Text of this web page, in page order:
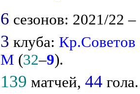
6 сезонов: 2021/22
3 клуба: Кр.Советов
М (32–9).
139 матчей,44 гола.